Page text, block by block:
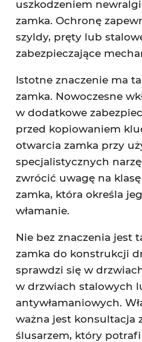
uszkodzeniem
zamka. Ochronę
szyldy, pręty lub
zabezpieczające
Istotne znaczenie ma
zamka. Nowoczesne
w dodatkowe
przed kopiowaniem
otwarcia zamka przy
specjalistycznych
zwrócić uwagę na
zamka, która określa
włamanie.
Nie bez znaczenia jest
zamka do konstrukcji
sprawdzi się w
w drzwiach stalowych
antywłamaniowych.
ważna jest konsultacja
ślusarzem, który